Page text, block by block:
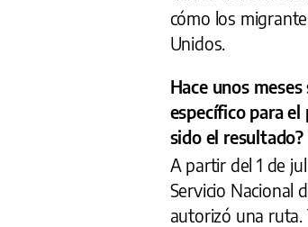
cómo los
Unidos.
Hace unos
específico para
sido el resultado?
A partir del 1 de
Servicio Nacional
autorizó una ruta.